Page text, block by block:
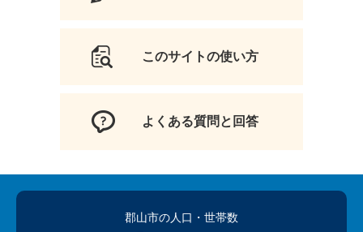
このサイトの使い方
よくある質問と回答
郡山市の人口 ・世帯数